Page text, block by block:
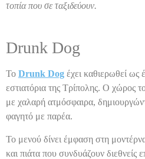
τοπία που σε ταξιδεύουν.
Drunk Dog
Το Drunk Dog έχει καθιερωθεί ως
εστιατόρια της Τρίπολης. Ο χώρος
με χαλαρή ατμόσφαιρα,
φαγητό με παρέα.
Το μενού δίνει έμφαση στη
και πιάτα που συνδυάζουν διεθνείς